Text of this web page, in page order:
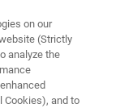
on our
(Strictly
analyze the
Cookies), and to